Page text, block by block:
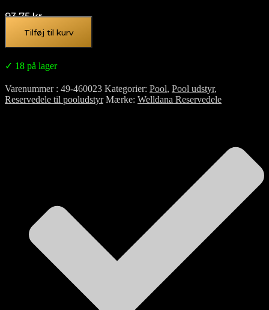
93,75kr.
Tilføj til kurv
✓ 18 på lager
Varenummer 49-460023 Kategorier Pool, Pool udstyr,
Reservedele til pooludstyr Mærke Welldana Reservedele